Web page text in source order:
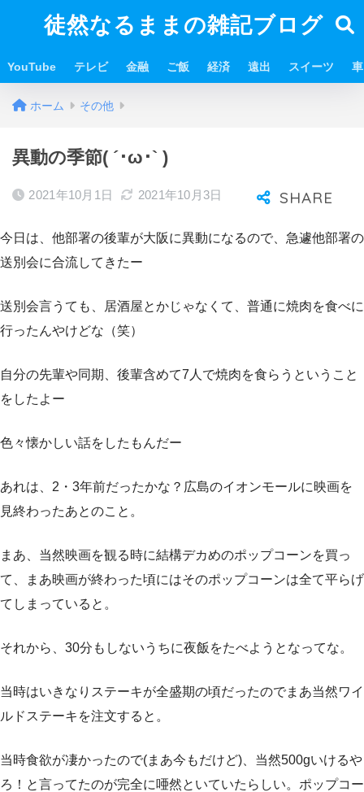
徒然なるままの雑記ブログ
YouTube テレビ 金融 ご飯 経済 遠出 スイーツ 車
ホーム その他
異動の季節( ´･ω･` )
2021年10月1日 2021年10月3日
今日は、他部署の後輩が大阪に異動になるので、急遽他部署の
送別会に合流してきたー
送別会言うても、居酒屋とかじゃなくて、普通に焼肉を食べに
行ったんやけどな（笑）
自分の先輩や同期、後輩含めて7人で焼肉を食らうということ
をしたよー
色々懐かしい話をしたもんだー
あれは、2・3年前だったかな？広島のイオンモールに映画を
見終わったあとのこと。
まあ、当然映画を観る時に結構デカめのポップコーンを買っ
て、まあ映画が終わった頃にはそのポップコーンは全て平らげ
てしまっていると。
それから、30分もしないうちに夜飯をたべようとなってな。
当時はいきなりステーキが全盛期の頃だったのでまあ当然ワイ
ルドステーキを注文すると。
当時食欲が凄かったので(まあ今もだけど)、当然500gいけるや
ろ！と言ってたのが完全に唖然といていたらしい。ポップコー